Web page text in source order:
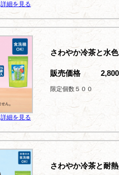
詳細を見る
詳細を見る
さわやか冷茶と水
販売価格
限定個数５００
さわやか冷茶と耐